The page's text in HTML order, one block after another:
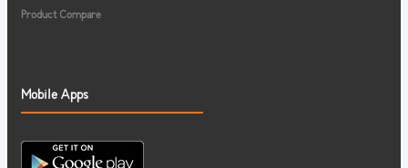
Product Compare
Mobile Apps